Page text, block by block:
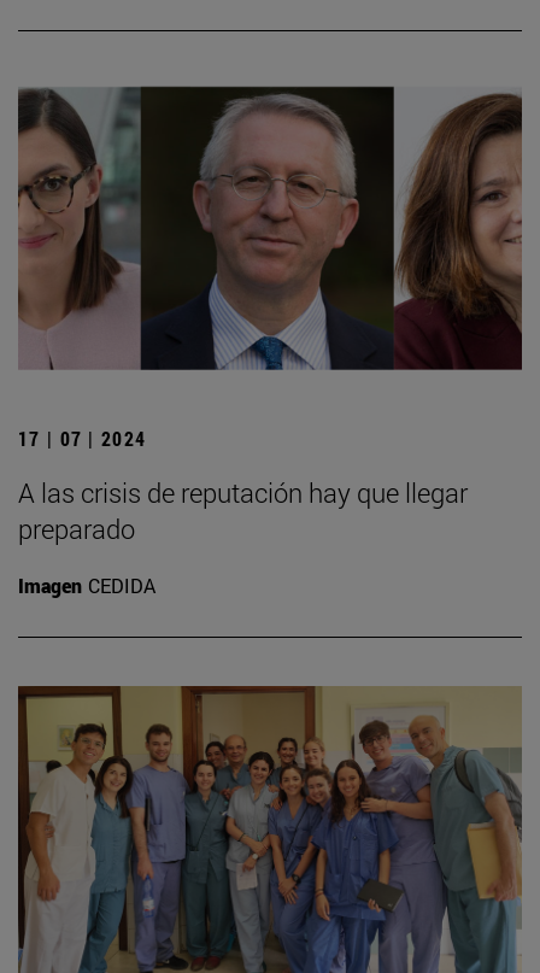
17 | 07 | 2024
A las crisis de reputación hay que llegar
preparado
Imagen CEDIDA